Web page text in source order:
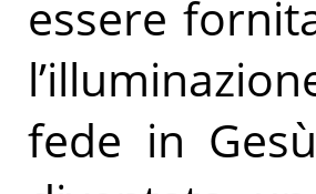
essere
fede in